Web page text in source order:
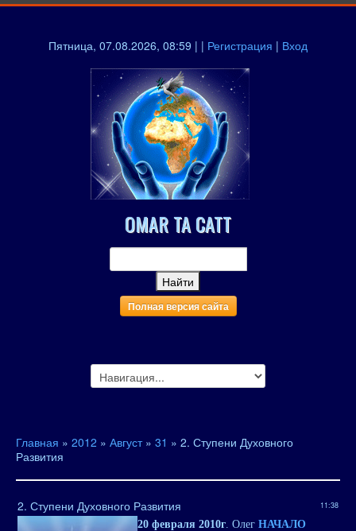
Пятница, 07.08.2026, 08:59 | | Регистрация | Вход
OMAR TA CATT
Полная версия сайта
Главная » 2012 » Август » 31 » 2. Ступени Духовного
Развития
11:38
2. Ступени Духовного Развития
20 февраля 2010г. Олег НАЧАЛО